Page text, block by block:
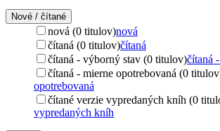
Nové / čítané
nová (0 titulov)nová
čítaná (0 titulov)čítaná
čítaná - výborný stav (0 titulov)čítaná
čítaná - mierne opotrebovaná (0
opotrebovaná
čítané verzie vypredaných kníh (0
vypredaných kníh